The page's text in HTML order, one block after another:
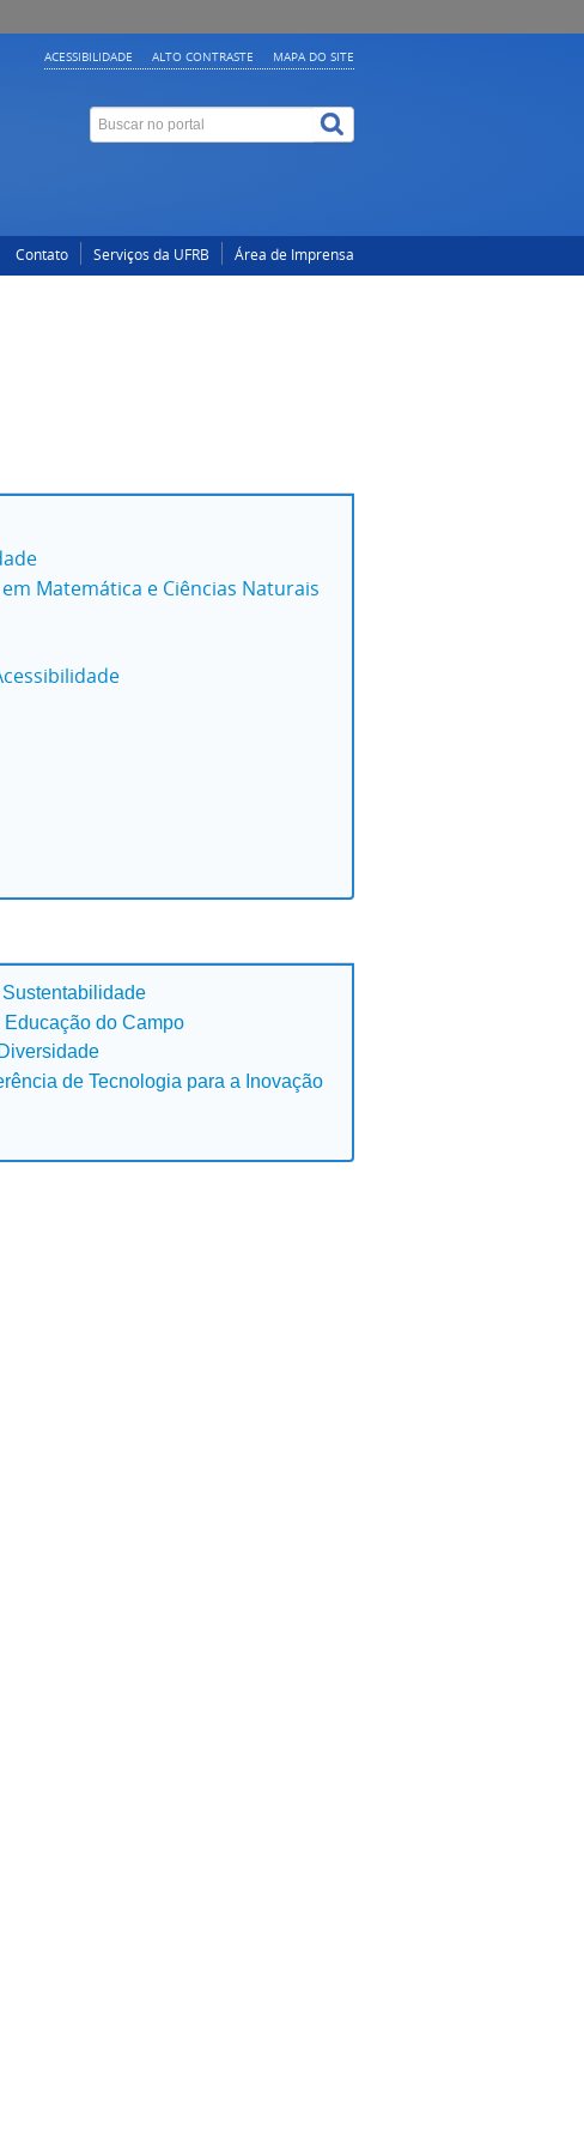
ACESSIBILIDADE ALTO CONTRASTE MAPA DO SITE
Contato Serviços da UFRB Área de Imprensa
Matemática e Ciências Naturais
do Campo
de Tecnologia para a Inovação